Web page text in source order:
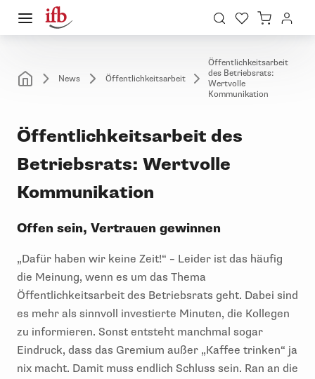
News Öffentlichkeitsarbeit
Öffentlichkeitsarbeit
des Betriebsrats:
Wertvolle
Kommunikation
Öffentlichkeitsarbeit des
Betriebsrats: Wertvolle
Kommunikation
Offen sein, Vertrauen gewinnen
„Dafür haben wir keine Zeit!“ – Leider ist das häufig
die Meinung, wenn es um das Thema
Öffentlichkeitsarbeit des Betriebsrats geht. Dabei sind
es mehr als sinnvoll investierte Minuten, die Kollegen
zu informieren. Sonst entsteht manchmal sogar
Eindruck, dass das Gremium außer „Kaffee trinken“ ja
nix macht. Damit muss endlich Schluss sein. Ran an die